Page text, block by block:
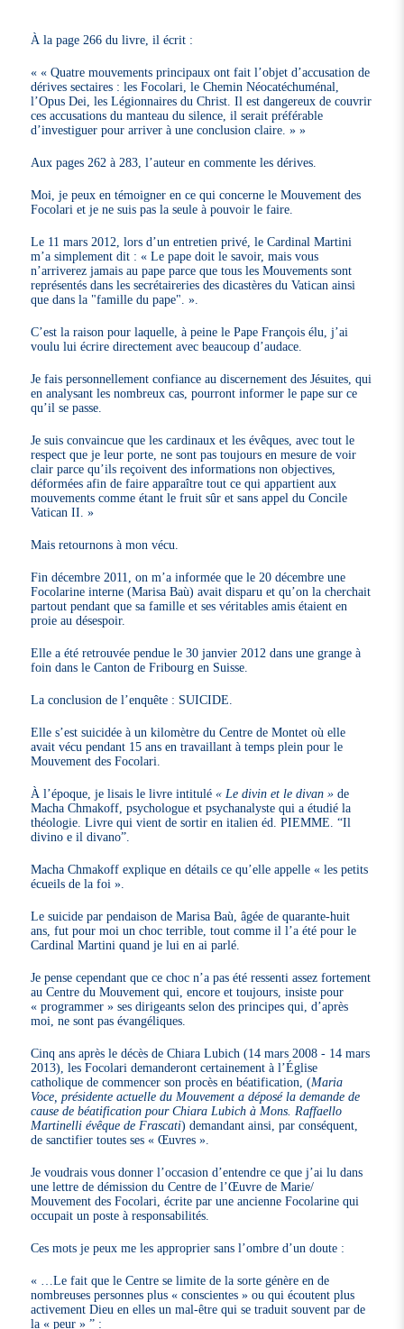
À la page 266 du livre, il écrit :
« Quatre mouvements principaux ont fait l’objet d’accusation de
dérives sectaires : les Focolari, le Chemin Néocatéchuménal,
l’Opus Dei, les Légionnaires du Christ. Il est dangereux de couvrir
ces accusations du manteau du silence, il serait préférable
d’investiguer pour arriver à une conclusion claire. »
Aux pages 262 à 283, l’auteur en commente les dérives.
Moi, je peux en témoigner en ce qui concerne le Mouvement des
Focolari et je ne suis pas la seule à pouvoir le faire.
Le 11 mars 2012, lors d’un entretien privé, le Cardinal Martini
m’a simplement dit : « Le pape doit le savoir, mais vous
n’arriverez jamais au pape parce que tous les Mouvements sont
représentés dans les secrétaireries des dicastères du Vatican ainsi
que dans la "famille du pape". ».
C’est la raison pour laquelle, à peine le Pape François élu, j’ai
voulu lui écrire directement avec beaucoup d’audace.
Je fais personnellement confiance au discernement des Jésuites, qui
en analysant les nombreux cas, pourront informer le pape sur ce
qu’il se passe.
Je suis convaincue que les cardinaux et les évêques, avec tout le
respect que je leur porte, ne sont pas toujours en mesure de voir
clair parce qu’ils reçoivent des informations non objectives,
déformées afin de faire apparaître tout ce qui appartient aux
mouvements comme étant le fruit sûr et sans appel du Concile
Vatican II. »
Mais retournons à mon vécu.
Fin décembre 2011, on m’a informée que le 20 décembre une
Focolarine interne (Marisa Baù) avait disparu et qu’on la cherchait
partout pendant que sa famille et ses véritables amis étaient en
proie au désespoir.
Elle a été retrouvée pendue le 30 janvier 2012 dans une grange à
foin dans le Canton de Fribourg en Suisse.
La conclusion de l’enquête : SUICIDE.
Elle s’est suicidée à un kilomètre du Centre de Montet où elle
avait vécu pendant 15 ans en travaillant à temps plein pour le
Mouvement des Focolari.
À l’époque, je lisais le livre intitulé« Le divin et le divan » de
Macha Chmakoff, psychologue et psychanalyste qui a étudié la
théologie. Livre qui vient de sortir en italien éd. PIEMME. “Il
divino e il divano”.
Macha Chmakoff explique en détails ce qu’elle appelle « les petits
écueils de la foi ».
Le suicide par pendaison de Marisa Baù, âgée de quarante-huit
ans, fut pour moi un choc terrible, tout comme il l’a été pour le
Cardinal Martini quand je lui en ai parlé.
Je pense cependant que ce choc n’a pas été ressenti assez fortement
au Centre du Mouvement qui, encore et toujours, insiste pour
« programmer » ses dirigeants selon des principes qui, d’après
moi, ne sont pas évangéliques.
Cinq ans après le décès de Chiara Lubich (14 mars 2008 - 14 mars
2013), les Focolari demanderont certainement à l’Église
catholique de commencer son procès en béatification, (Maria
Voce, présidente actuelle du Mouvement a déposé la demande de
cause de béatification pour Chiara Lubich à Mons. Raffaello
Martinelli évêque de Frascati) demandant ainsi, par conséquent,
de sanctifier toutes ses « Œuvres ».
Je voudrais vous donner l’occasion d’entendre ce que j’ai lu dans
une lettre de démission du Centre de l’Œuvre de Marie/
Mouvement des Focolari, écrite par une ancienne Focolarine qui
occupait un poste à responsabilités.
Ces mots je peux me les approprier sans l’ombre d’un doute :
« …Le fait que le Centre se limite de la sorte génère en de
nombreuses personnes plus « conscientes » ou qui écoutent plus
activement Dieu en elles un mal-être qui se traduit souvent par de
la « peur » ” :